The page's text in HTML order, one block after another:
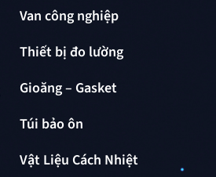
Van công nghiệp
Thiết bị đo lường
Gioăng – Gasket
Túi bảo ôn
Vật Liệu Cách Nhiệt